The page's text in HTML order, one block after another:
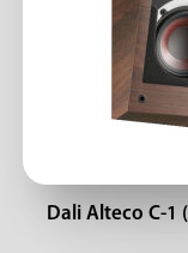
Dali Alteco C-